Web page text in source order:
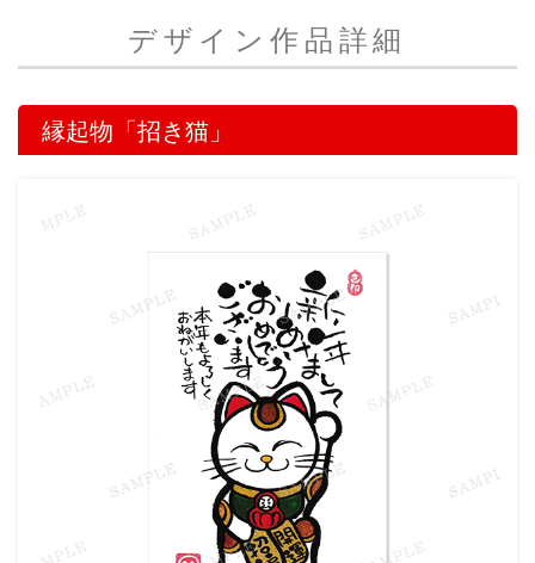
デザイン作品詳細
縁起物「招き猫」